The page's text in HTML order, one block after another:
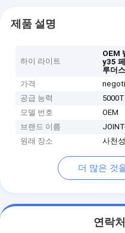
제품 설명
하이 라이트
OEM
y35
루더
가격
공급 능력
모델 번호
OEM
브랜드 이름
원래 장소
사천
더 많은 것
연락